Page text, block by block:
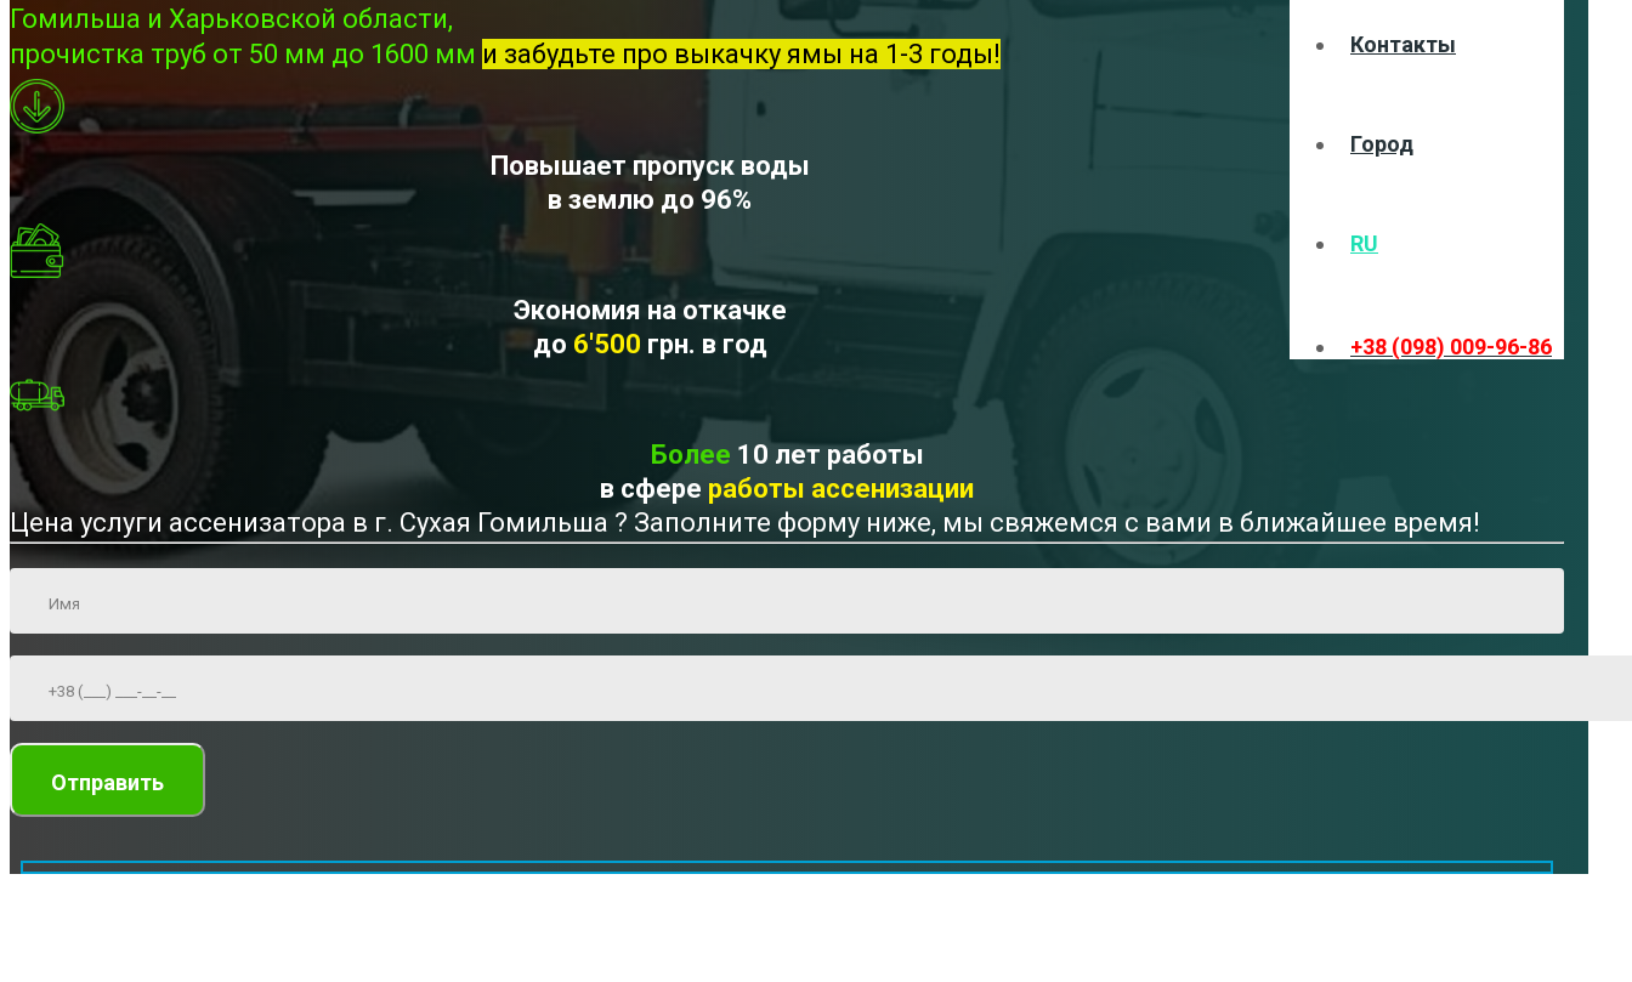
Контакты
Город
RU
+38 (098) 009-96-86
Гомильша и Харьковской области,
прочистка труб от 50 мм до 1600 мм и забудьте про выкачку ямы на 1-3 годы!
Повышает пропуск воды
в землю до 96%
Экономия на откачке
до 6'500 грн. в год
Более 10 лет работы
в сфере работы ассенизации
Цена услуги ассенизатора в г. Сухая Гомильша ? Заполните форму ниже, мы свяжемся с вами в ближайшее время!